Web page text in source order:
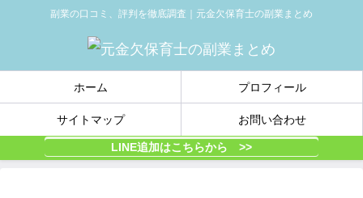
副業の口コミ、評判を徹底調査｜元金欠保育士の副業まとめ
ホーム プロフィール
サイトマップ お問い合わせ
LINE追加はこちらから >>